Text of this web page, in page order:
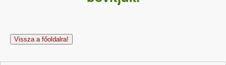
Vissza a főoldalra!